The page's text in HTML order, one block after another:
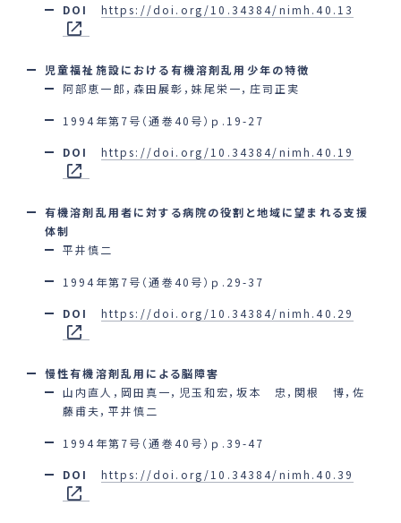
DOI https://doi.org/10.34384/nimh.40.13
児童福祉施設における有機溶剤乱用少年の特徴
阿部恵一郎，森田展彰，妹尾栄一，庄司正実
1994年第7号（通巻40号）ｐ.19-27
DOI https://doi.org/10.34384/nimh.40.19
有機溶剤乱用者に対する病院の役割と地域に望まれる支援
体制
平井慎二
1994年第7号（通巻40号）ｐ.29-37
DOI https://doi.org/10.34384/nimh.40.29
慢性有機溶剤乱用による脳障害
山内直人，岡田真一，児玉和宏，坂本 忠，関根 博，佐
藤甫夫，平井慎二
1994年第7号（通巻40号）ｐ.39-47
DOI https://doi.org/10.34384/nimh.40.39